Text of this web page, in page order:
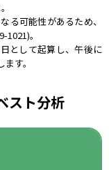
る可能性があるため、
。
として起算し、午後に
す。
スト分析